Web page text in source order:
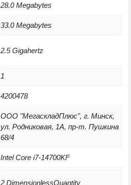
28.0 Megabytes
33.0 Megabytes
2.5 Gigahertz
1
4200478
ООО "МегаскладПлюс", г. Минск,
ул. Родниковая, 1А, пр-т. Пушкина
68/4
Intel Core i7-14700KF
2 DimensionlessQuantity